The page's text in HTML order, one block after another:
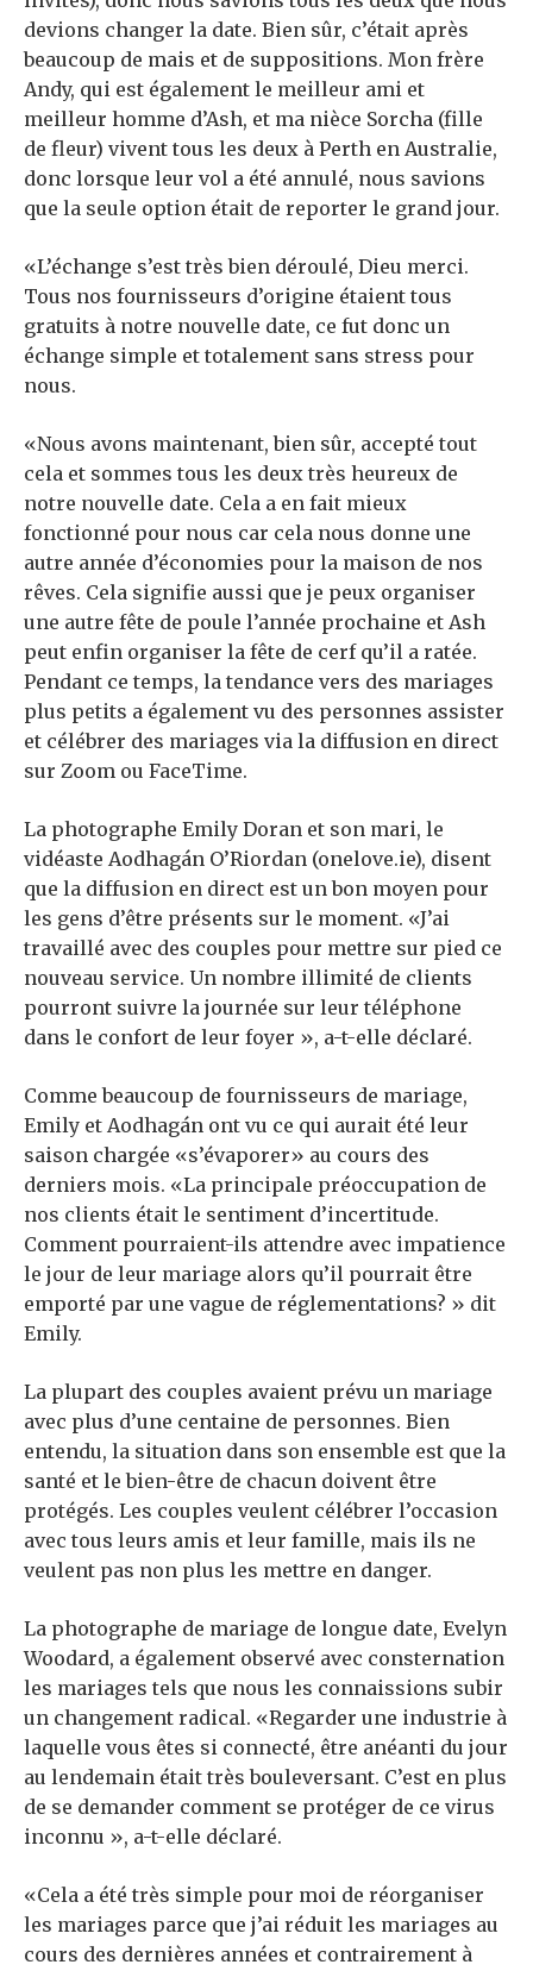
devions changer la date. Bien sûr, c’était après
beaucoup de mais et de suppositions. Mon frère
Andy, qui est également le meilleur ami et
meilleur homme d’Ash, et ma nièce Sorcha (fille
de fleur) vivent tous les deux à Perth en Australie,
donc lorsque leur vol a été annulé, nous savions
que la seule option était de reporter le grand jour.
«L’échange s’est très bien déroulé, Dieu merci.
Tous nos fournisseurs d’origine étaient tous
gratuits à notre nouvelle date, ce fut donc un
échange simple et totalement sans stress pour
nous.
«Nous avons maintenant, bien sûr, accepté tout
cela et sommes tous les deux très heureux de
notre nouvelle date. Cela a en fait mieux
fonctionné pour nous car cela nous donne une
autre année d’économies pour la maison de nos
rêves. Cela signifie aussi que je peux organiser
une autre fête de poule l’année prochaine et Ash
peut enfin organiser la fête de cerf qu’il a ratée.
Pendant ce temps, la tendance vers des mariages
plus petits a également vu des personnes assister
et célébrer des mariages via la diffusion en direct
sur Zoom ou FaceTime.
La photographe Emily Doran et son mari, le
vidéaste Aodhagán O’Riordan (onelove.ie), disent
que la diffusion en direct est un bon moyen pour
les gens d’être présents sur le moment. «J’ai
travaillé avec des couples pour mettre sur pied ce
nouveau service. Un nombre illimité de clients
pourront suivre la journée sur leur téléphone
dans le confort de leur foyer », a-t-elle déclaré.
Comme beaucoup de fournisseurs de mariage,
Emily et Aodhagán ont vu ce qui aurait été leur
saison chargée «s’évaporer» au cours des
derniers mois. «La principale préoccupation de
nos clients était le sentiment d’incertitude.
Comment pourraient-ils attendre avec impatience
le jour de leur mariage alors qu’il pourrait être
emporté par une vague de réglementations? » dit
Emily.
La plupart des couples avaient prévu un mariage
avec plus d’une centaine de personnes. Bien
entendu, la situation dans son ensemble est que la
santé et le bien-être de chacun doivent être
protégés. Les couples veulent célébrer l’occasion
avec tous leurs amis et leur famille, mais ils ne
veulent pas non plus les mettre en danger.
La photographe de mariage de longue date, Evelyn
Woodard, a également observé avec consternation
les mariages tels que nous les connaissions subir
un changement radical. «Regarder une industrie à
laquelle vous êtes si connecté, être anéanti du jour
au lendemain était très bouleversant. C’est en plus
de se demander comment se protéger de ce virus
inconnu », a-t-elle déclaré.
«Cela a été très simple pour moi de réorganiser
les mariages parce que j’ai réduit les mariages au
cours des dernières années et contrairement à